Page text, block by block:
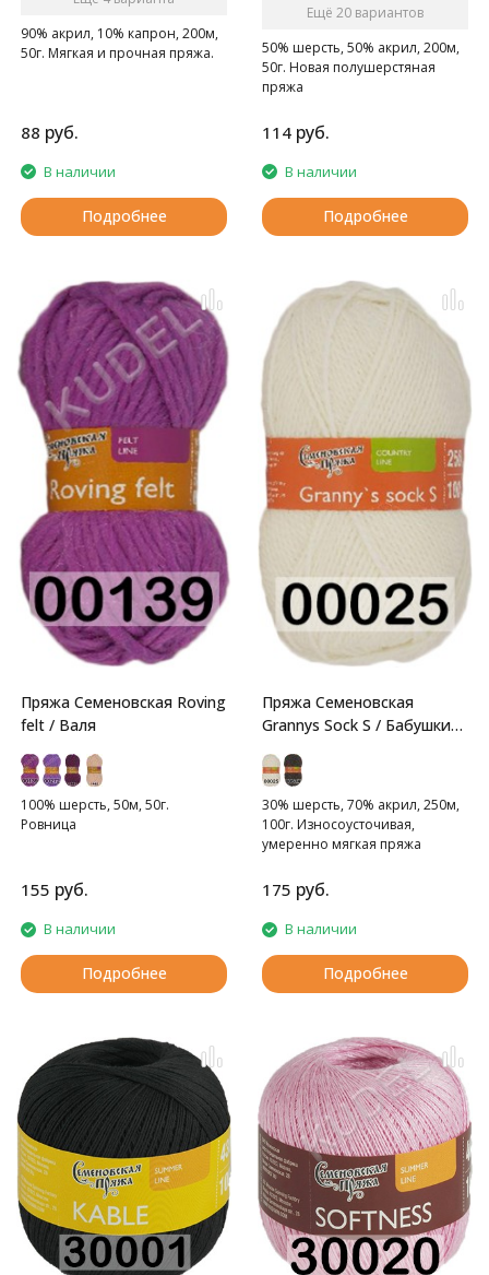
90% акрил, 10% капрон, 200м,
50г. Мягкая и прочная пряжа.
88 руб.
В наличии
Подробнее
Ещё 20 вариантов
50% шерсть, 50% акрил, 200м,
50г. Новая полушерстяная
пряжа
114 руб.
В наличии
Подробнее
Пряжа Семеновская Roving
felt / Валя
100% шерсть, 50м, 50г.
Ровница
155 руб.
В наличии
Подробнее
Пряжа Семеновская
Grannys Sock S / Бабушкин
30% шерсть, 70% акрил, 250м,
100г. Износоусточивая,
умеренно мягкая пряжа
175 руб.
В наличии
Подробнее